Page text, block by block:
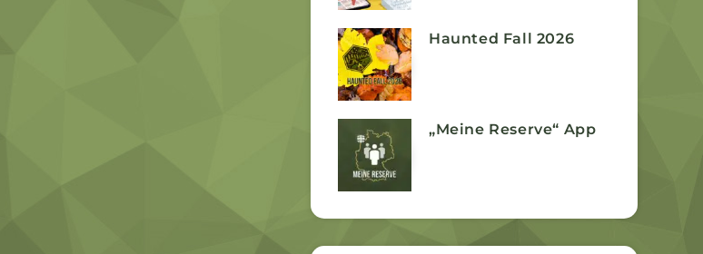
Haunted Fall 2026
„Meine Reserve“ App